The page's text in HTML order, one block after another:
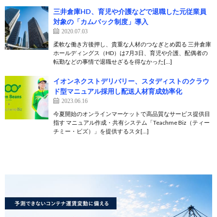
三井倉庫HD、育児や介護などで退職した元従業員
対象の「カムバック制度」導入
2020.07.03
柔軟な働き方後押し、貴重な人材のつなぎとめ図る 三井倉庫
ホールディングス（HD）は7月3日、育児や介護、配偶者の
転勤などの事情で退職せざるを得なかった[…]
イオンネクストデリバリー、スタディストのクラウ
ド型マニュアル採用し配送人材育成効率化
2023.06.16
今夏開始のオンラインマーケットで高品質なサービス提供目
指す マニュアル作成・共有システム「Teachme Biz（ティー
チミー・ビズ）」を提供するスタ[…]